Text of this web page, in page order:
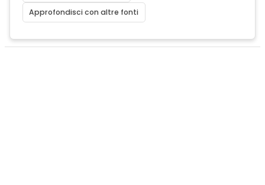
Approfondisci con altre fonti